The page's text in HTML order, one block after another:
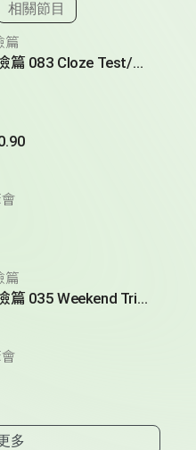
示相關單集
相關節目
篇
超級英語通-英檢篇 083 Cloze Test/段落填空-13
篇
超級英語通-英檢篇 035 Weekend Trip- 週末旅遊
多